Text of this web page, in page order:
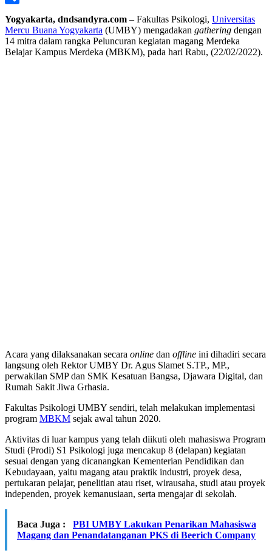
Yogyakarta, dndsandyra.com – Fakultas Psikologi, Universitas
Mercu Buana Yogyakarta (UMBY) mengadakan gathering dengan
14 mitra dalam rangka Peluncuran kegiatan magang Merdeka
Belajar Kampus Merdeka (MBKM), pada hari Rabu, (22/02/2022).
Acara yang dilaksanakan secara online dan offline ini dihadiri secara
langsung oleh Rektor UMBY Dr. Agus Slamet S.TP., MP.,
perwakilan SMP dan SMK Kesatuan Bangsa, Djawara Digital, dan
Rumah Sakit Jiwa Grhasia.
Fakultas Psikologi UMBY sendiri, telah melakukan implementasi
program MBKM sejak awal tahun 2020.
Aktivitas di luar kampus yang telah diikuti oleh mahasiswa Program
Studi (Prodi) S1 Psikologi juga mencakup 8 (delapan) kegiatan
sesuai dengan yang dicanangkan Kementerian Pendidikan dan
Kebudayaan, yaitu magang atau praktik industri, proyek desa,
pertukaran pelajar, penelitian atau riset, wirausaha, studi atau proyek
independen, proyek kemanusiaan, serta mengajar di sekolah.
Baca Juga :
PBI UMBY Lakukan Penarikan Mahasiswa
Magang dan Penandatanganan PKS di Beerich Company